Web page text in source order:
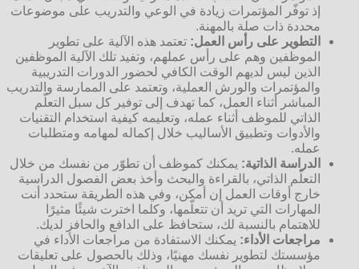
إذ توفّر المؤتمرات زيادة في الوعي والتدريب على موضوعات
محددة ذات صلة بالمهنة.
التطوير على رأس العمل: تعتمد هذه الآلية على تطوير
الموظفين وهم على رأس عملهم، وتفيد تلك الآلية الموظفين
الذين ليس لديهم الوقت الكافي لحضور الدورات التدريبية
والمؤتمرات والورش العملية، وتعتمد على الممارسة والتدريب
المباشر أثناء العمل، كما تهدف إلى توفير كل سبل التعلّم
الذاتي للموظف أثناء عمله، وتعليمه كيفية استخدام التقنيات
والأدوات وتطبيق الأساليب خلال إكماله لمهامه ومتطلبات
عمله.
الدراسة الذاتية: يمكنك كموظف أن تطوّر من نفسك من خلال
التعلّم الذاتي، بالقراءة والبحث وأخذ بعض الفصول الدراسية
خارج أوقات العمل إن أمكن، وفي هذه الطريقة ستحدد أنت
المهارات التي تريد أن تتعلّمها، وكلما اخترت شيئًا مثيرًا
للاهتمام بالنسبة لك، ستحافظ على الدافع والحافز لديك.
مراجعات الأداء: يمكنك الاستفادة من مراجعات الأداء في
مؤسستك لتطوير نفسك مهنيًا، وذلك بالحصول على تعليقات